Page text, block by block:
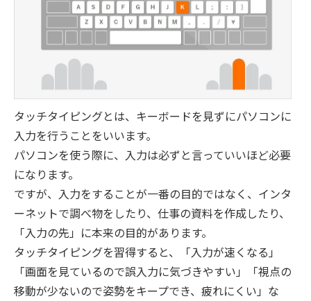
タッチタイピングとは、キーボードを見ずにパソコンに
入力を行うことをいいます。
パソコンを使う際に、入力は必ずと言っていいほど必要
になります。
ですが、入力をすることが一番の目的ではなく、インタ
ーネットで調べ物をしたり、仕事の資料を作成したり、
「入力の先」に本来の目的があります。
タッチタイピングを習得すると、「入力が速くなる」
「画面を見ているので誤入力に気づきやすい」「視点の
移動が少ないので姿勢をキープでき、疲れにくい」な